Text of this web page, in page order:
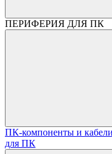
ПЕРИФЕРИЯ ДЛЯ ПК
ПК-компоненты и кабели
для ПК